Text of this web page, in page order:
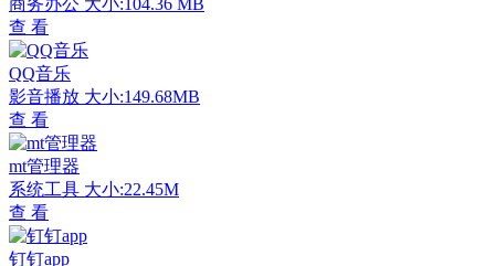
查 看
QQ音乐
影音播放 大小:149.68MB
查 看
mt管理器
系统工具 大小:22.45M
查 看
钉钉app